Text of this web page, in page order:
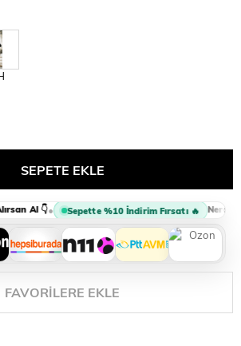
Al 👇 • Sepette %10 İndirim Fırsatı 🔥 Nereden
FAVORILERE EKLE